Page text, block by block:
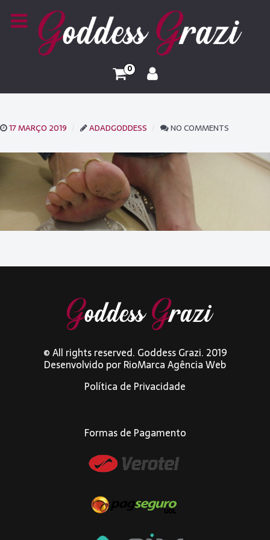
0
17 MARÇO 2019 ADADGODDESS NO COMMENTS
© All rights reserved. Goddess Grazi. 2019
Desenvolvido porRioMarca Agência Web
Política de Privacidade
Formas de Pagamento